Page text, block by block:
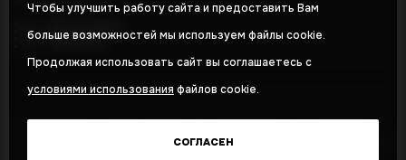
Оставляя свои личные данные, вы принимаете и соглашаетесь с
политикой в отношении обработки персональных данных
Чтобы улучшить работу сайта и предоставить Вам
больше возможностей мы используем файлы cookie.
Продолжая использовать сайт вы соглашаетесь с
условиями использования файлов cookie.
СОГЛАСЕН